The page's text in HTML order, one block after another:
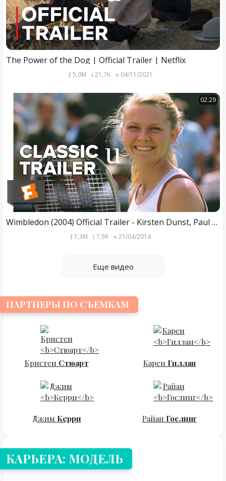
The Power of the Dog | Official Trailer | Netflix
5,0M 21,7K 04/11/2021
02:29
Wimbledon (2004) Official Trailer - Kirsten Dunst, Paul Bettany Movie HD
1,3M 7,5K 21/04/2014
Еще видео
ПАРТНЕРЫ ПО СЪЕМКАМ
Кристен Стюарт Карен Гиллан
Джим Керри Райан Гослинг
КАРЬЕРА: МОДЕЛЬ